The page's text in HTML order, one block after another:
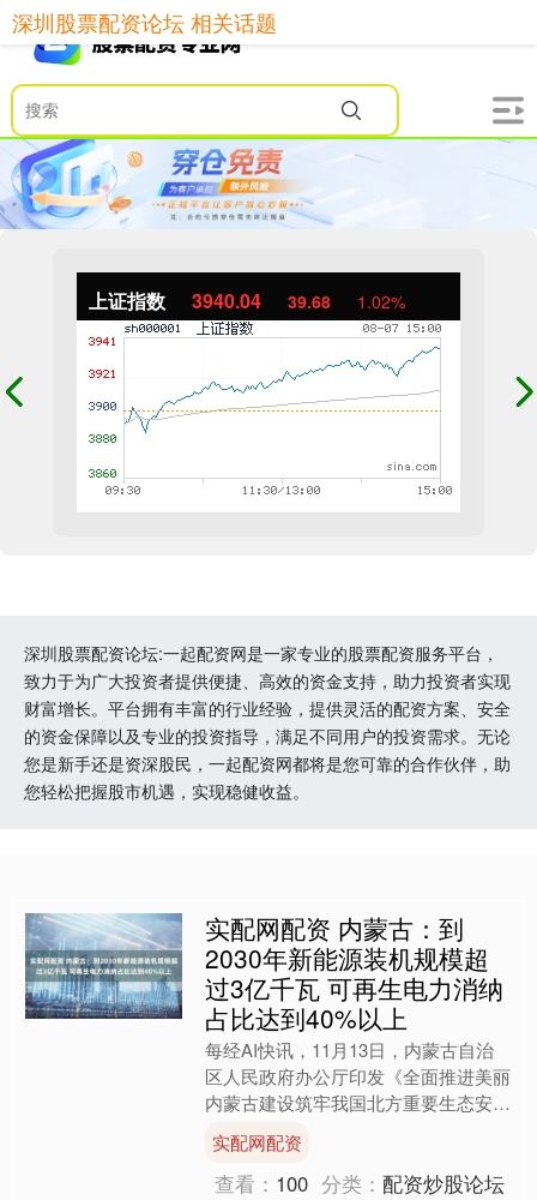
上证指数 3940.04 39.68 1.02%
深圳股票配资论坛:一起配资网是一家专业的股票配资服务平台，
致力于为广大投资者提供便捷、高效的资金支持，助力投资者实现
财富增长。平台拥有丰富的行业经验，提供灵活的配资方案、安全
的资金保障以及专业的投资指导，满足不同用户的投资需求。无论
您是新手还是资深股民，一起配资网都将是您可靠的合作伙伴，助
您轻松把握股市机遇，实现稳健收益。
深圳股票配资论坛 相关话题
实配网配资 内蒙古：到
2030年新能源装机规模超
过3亿千瓦 可再生电力消纳
占比达到40%以上
每经AI快讯，11月13日，内蒙古自治
区人民政府办公厅印发《全面推进美丽
内蒙古建设筑牢我国北方重要生态安全
屏障规划纲要（2025—2035年）》，
其中提出，大力....
实配网配资
查看： 100 分类：配资炒股论坛